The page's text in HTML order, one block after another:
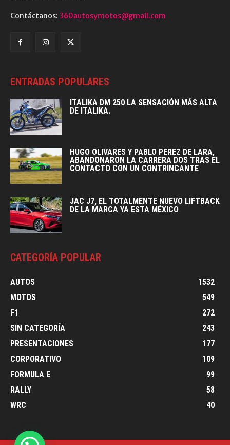
Contáctanos: 360autosymotos@gmail.com
ENTRADAS POPULARES
ITALIKA DM 250 LA SENSACIÓN MÁS ALTA
DE ITALIKA.
HUGO OLIVARES Y PABLO PEREZ DE LARA,
ABANDONARON LA CARRERA DOS TRAS EL
CONTACTO CON UN CONTRINCANTE
JAC J7, EL TOTALMENTE NUEVO LIFTBACK
DE LA MARCA YA ESTA MÉXICO
CATEGORÍA POPULAR
AUTOS
1532
MOTOS
549
F1
272
SIN CATEGORÍA
243
PRESENTACIONES
177
CORPORATIVO
109
FORMULA E
99
RALLY
58
WRC
40